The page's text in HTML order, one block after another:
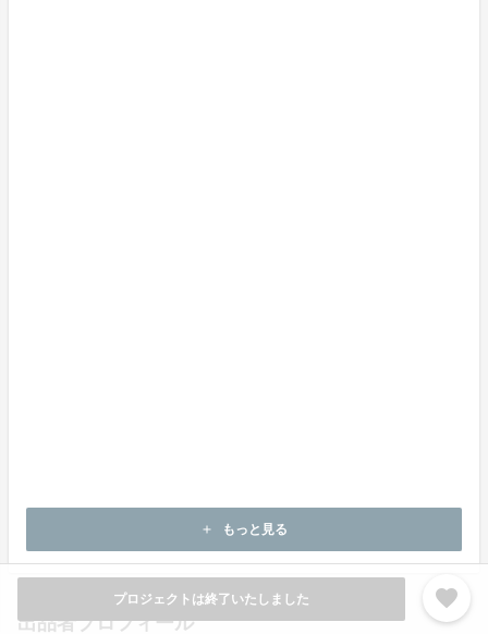
プロジェクトは終了いたしました favorite
る。2020年1月26日時点、当社調べ。
add もっと見る
出品者プロフィール